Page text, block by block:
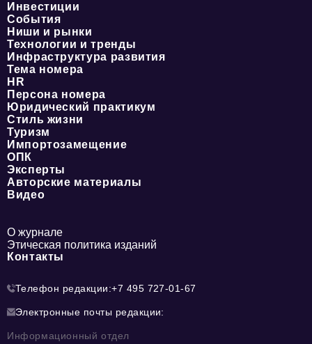
Инвестиции
События
Ниши и рынки
Технологии и тренды
Инфраструктура развития
Тема номера
HR
Персона номера
Юридический практикум
Стиль жизни
Туризм
Импортозамещение
ОПК
Эксперты
Авторские материалы
Видео
О журнале
Этическая политика изданий
Контакты
Телефон редакции:+7 495 727-01-67
Электронные почты редакции:
Информационный отдел